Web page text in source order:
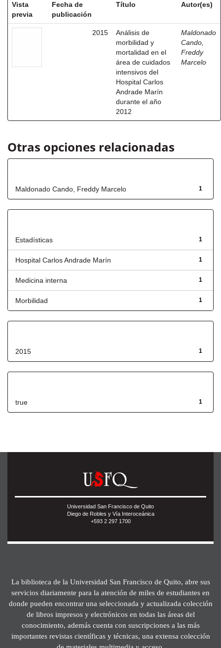
Vista
previa
Fecha de
publicación
Título Autor(es)
2015
Análisis de
morbilidad y
mortalidad en el
área de cuidados
intensivos del
Hospital Carlos
Andrade Marín
durante el año
2012
Maldonado
Cando,
Freddy
Marcelo
Otras opciones relacionadas
1
Maldonado Cando, Freddy Marcelo
1
Estadísticas
1
Hospital Carlos Andrade Marín
1
Medicina interna
1
Morbilidad
1
2015
1
true
Universidad San Francisco de Quito
Diego de Robles y Vía Interoceánica
+593 2 297 1700
La biblioteca de la Universidad San Francisco de Quito, abre sus
servicios diariamente para la atención de miles de estudiantes en
donde pueden encontrar una seleccionada y actualizada colección
de libros impresos y electrónicos en todas las áreas del
conocimiento, además cuenta con suscripciones a las más
importantes revistas científicas y técnicas, una extensa colección